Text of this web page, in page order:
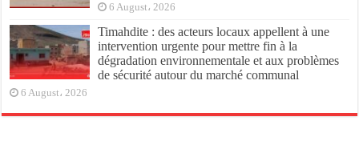
6 August، 2026
Timahdite : des acteurs locaux appellent à une
intervention urgente pour mettre fin à la
dégradation environnementale et aux problèmes
de sécurité autour du marché communal
6 August، 2026